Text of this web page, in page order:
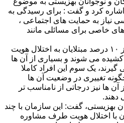
کرد و گفت : برای رسیدگی به
نیاز به حمایت های اجتماعی ،
خاصی برای مسائلی مانند
وی ادامه داد: هم اکنون کمتر از ۱۰ درصد مبتلایان به اختلال هویت
می شوند و بسیاری از آن ها
یک سوم این افراد کاملا
تغییری در وضعیت آن ها
ها نیز درجاتی از نامناسب تر
بهزیستی، گفت: این سازمان با چند
با اختلال هویت طرف مشاوره